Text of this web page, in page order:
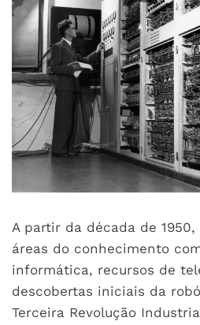
A partir da década de
áreas do conhecimento
informática, recursos de
descobertas iniciais da
Terceira Revolução